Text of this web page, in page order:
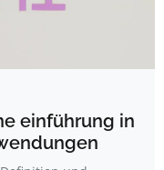
einführung in